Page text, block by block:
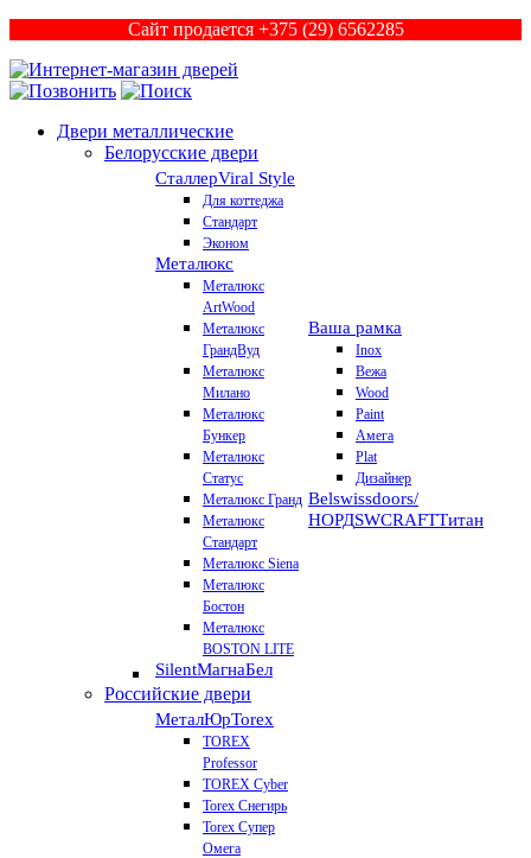
Сайт продается +375 (29) 6562285
Двери металлические
Белорусские двери
СталлерViral Style
Для коттеджа
Стандарт
Эконом
Металюкс
Металюкс
ArtWood
Металюкс
ГрандВуд
Металюкс
Милано
Металюкс
Бункер
Металюкс
Статус
Металюкс Гранд
Металюкс
Стандарт
Металюкс Siena
Металюкс
Бостон
Металюкс
BOSTON LITE
SilentМагнаБел
Ваша рамка
Inox
Вежа
Wood
Paint
Амега
Plat
Дизайнер
Belswissdoors/
НОРДSWCRAFTТитан
Российские двери
МеталЮрTorex
TOREX
Professor
TOREX Cyber
Torex Снегирь
Torex Супер
Омега